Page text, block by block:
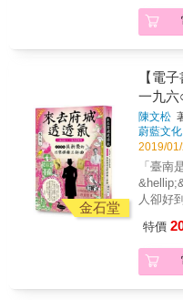
於講述
的30個
菜頭
故事，
活。 ◎當台灣人剪掉辮子、穿起西服、放開小
腳以後
思想革命。 ◎法律、時間、家
是怎麼
灣人的
己的身體呢？ ◎比起洗澡
更在意洗衣服
為常的
從歷史研
史的醍
聊、喪
金石堂
【電
一九六
三部曲
陳文松
蔚藍文化
2019/
「臺南
人卻好
影，第
項為叫
特價